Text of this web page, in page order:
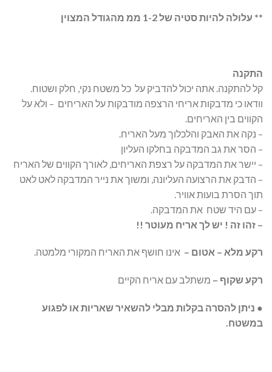
** עלולה להיות סטיה של 1-2 ממ מהגודל המצוין
התקנה
קל להתקנה. אתה יכול להדביק על כל משטח נקי, חלק ושטוח.
וודאו כי מדבקות אריחי הרצפה מודבקות על האריחים – ולא על
הקווים בין האריחים.
– נקה את האבק והלכלוך מעל האריח.
– הסר את גב המדבקה בחלקו העליון
– יישר את המדבקה על רצפת האריחים, לאורך הקווים של האריח
– הדבק את הרצועה העליונה, ומשוך את נייר המדבקה לאט לאט
תוך הסרת בועות אוויר.
– עם היד שטח את המדבקה.
– זהו זה ! יש לך אריח מעוטר !!
רקע מלא – אטום – אינו חושף את האריח המקורי מלמטה.
רקע שקוף – משתלב עם אריח הקיים
● ניתן להסרה בקלות מבלי להשאיר שאריות או לפגוע
במשטח.